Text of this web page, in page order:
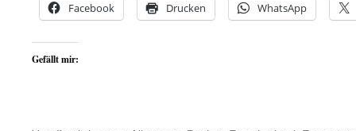
Facebook Drucken WhatsApp
Gefällt mir: